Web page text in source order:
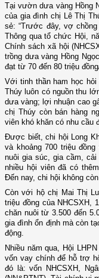
Tại vườn dưa vàng Hồng
của gia đình chị Lê Thị
sẻ: “Trước đây, vợ
Thông qua tổ chức Hội,
Chính sách xã hội
trồng dưa vàng Hồng
đạt từ 70 đến 80 triệu
Với tinh thần ham học
Thúy luôn có nguồn thu
dưa vàng; lợi nhuận cao
chị Thúy còn bán hàng
viên khó khăn có nhu cầu
Được biết, chi hội Long
và khoảng 700 triệu
nuôi gia súc, gia cầm,
nhiều hội viên đã có
Đến nay, chi hội không
Còn với hộ chị Mai Thị
triệu đồng của NHCSXH,
chăn nuôi từ 3.500 đến
gia đình ổn định mà còn
động.
Nhiều năm qua, Hội
vốn vay chính để hỗ trợ
đó là: vốn NHCSXH,